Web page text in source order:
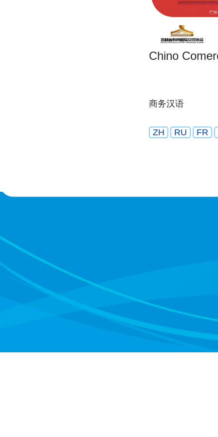
Chino
商务汉语
ZH RU FR